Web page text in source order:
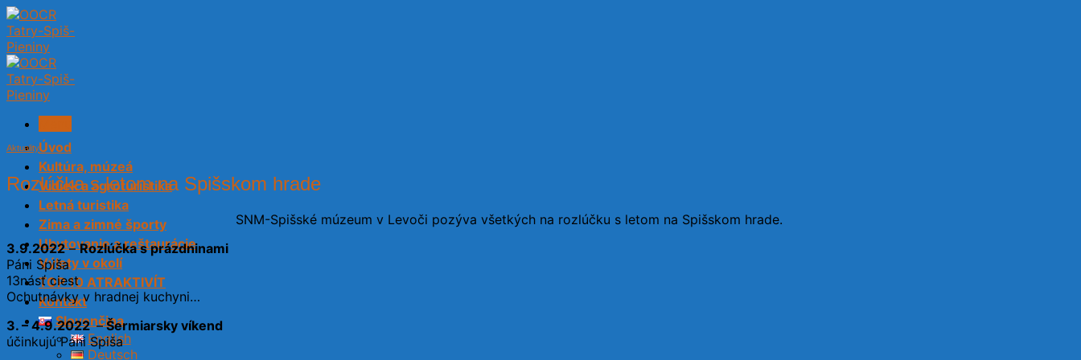
Skip
to
content
Úvod
Kultúra, múzeá
Vidiek a agroturistika
Letná turistika
Zima a zimné športy
Ubytovanie a reštaurácie
Výlety v okolí
TOP 10 ATRAKTIVÍT
Kontakt
Slovenčina
English
Deutsch
Aktuality
Rozlúčka s letom na Spišskom hrade
SNM-Spišské múzeum v Levoči pozýva všetkých na rozlúčku s letom na Spišskom hrade.
3.9.2022–Rozlúčka s prázdninami
Páni Spiša
13násť ciest
Ochutnávky v hradnej kuchyni…
3. – 4.9.2022–Šermiarsky víkend
účinkujú Páni Spiša